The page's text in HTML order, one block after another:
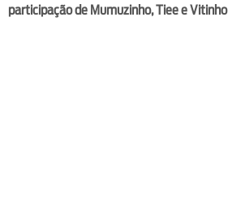
participação de Mumuzinho, Tiee e Vitinho